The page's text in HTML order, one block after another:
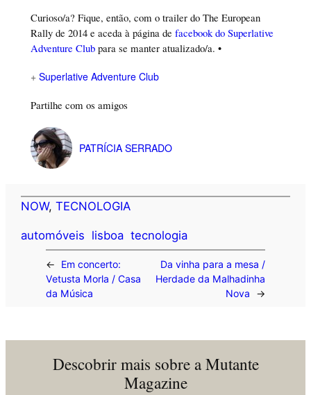
Curioso/a? Fique, então, com o trailer do The European
Rally de 2014 e aceda à página de facebook do Superlative
Adventure Club para se manter atualizado/a. •
+ Superlative Adventure Club
Partilhe com os amigos
PATRÍCIA SERRADO
NOW, TECNOLOGIA
automóveis lisboa tecnologia
←
Em concerto:
Vetusta Morla / Casa
da Música
Da vinha para a mesa /
Herdade da Malhadinha
Nova
→
Descobrir mais sobre a Mutante
Magazine